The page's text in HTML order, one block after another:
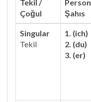
Tekil /
Çoğul
Person
Şahıs
Singular
Tekil
1. (ich)
2. (du)
3. (er)